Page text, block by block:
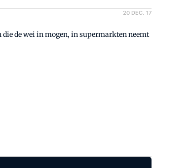
20 DEC. 17